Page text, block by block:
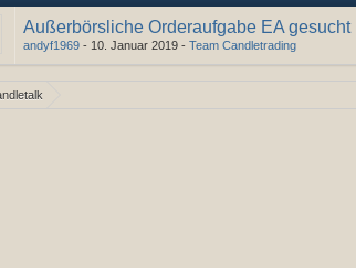
Außerbörsliche Orderaufgabe EA gesucht
andyf1969 - 10. Januar 2019 -Team Candletrading